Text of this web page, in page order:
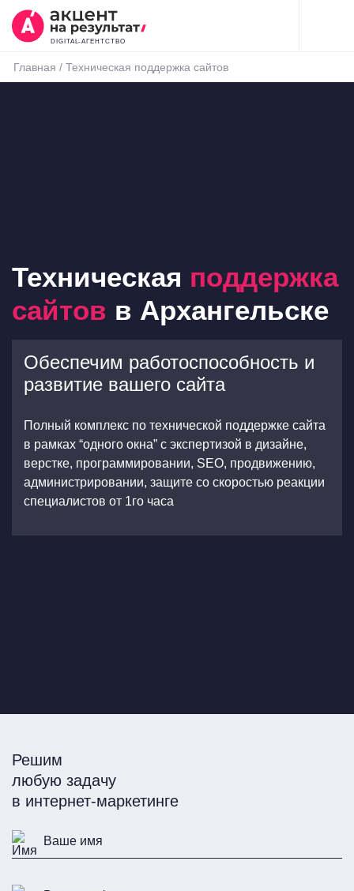
DIGITAL-АГЕНТСТВО
Главная / Техническая поддержка сайтов
Техническая поддержка
сайтов в Архангельске
Обеспечим работоспособность и
развитие вашего сайта
Полный комплекс по технической поддержке сайта
в рамках “одного окна” с экспертизой в дизайне,
верстке, программировании, SEO, продвижению,
администрировании, защите со скоростью реакции
специалистов от 1го часа
Решим
любую задачу
в интернет-маркетинге